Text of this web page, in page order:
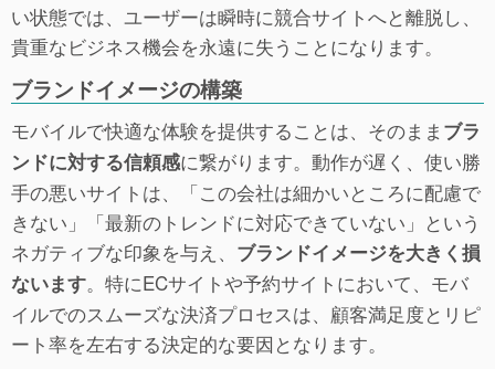
い状態では、ユーザーは瞬時に競合サイトへと離脱し、
貴重なビジネス機会を永遠に失うことになります。
ブランドイメージの構築
モバイルで快適な体験を提供することは、そのまま ブラ
ンドに対する信頼感に繋がります。動作が遅く、使い勝
手の悪いサイトは、「この会社は細かいところに配慮で
きない」「最新のトレンドに対応できていない」という
ネガティブな印象を与え、 ブランドイメージを大きく損
ないます。特にECサイトや予約サイトにおいて、モバ
イルでのスムーズな決済プロセスは、顧客満足度とリピ
ート率を左右する決定的な要因となります。